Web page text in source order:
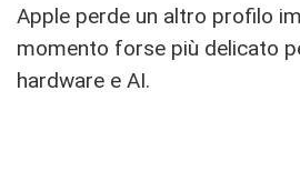
Apple perde un altro profilo
momento forse più delicato
hardware e AI.